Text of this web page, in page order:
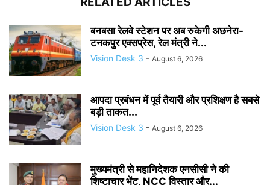
बनबसा रेलवे स्टेशन पर अब रुकेगी अछनेरा-
टनकपुर एक्सप्रेस, रेल मंत्री ने...
Vision Desk 3 - August 6, 2026
आपदा प्रबंधन में पूर्व तैयारी और प्रशिक्षण है सबसे
बड़ी ताकत...
Vision Desk 3 - August 6, 2026
मुख्यमंत्री से महानिदेशक एनसीसी ने की
शिष्टाचार भेंट, NCC विस्तार और...